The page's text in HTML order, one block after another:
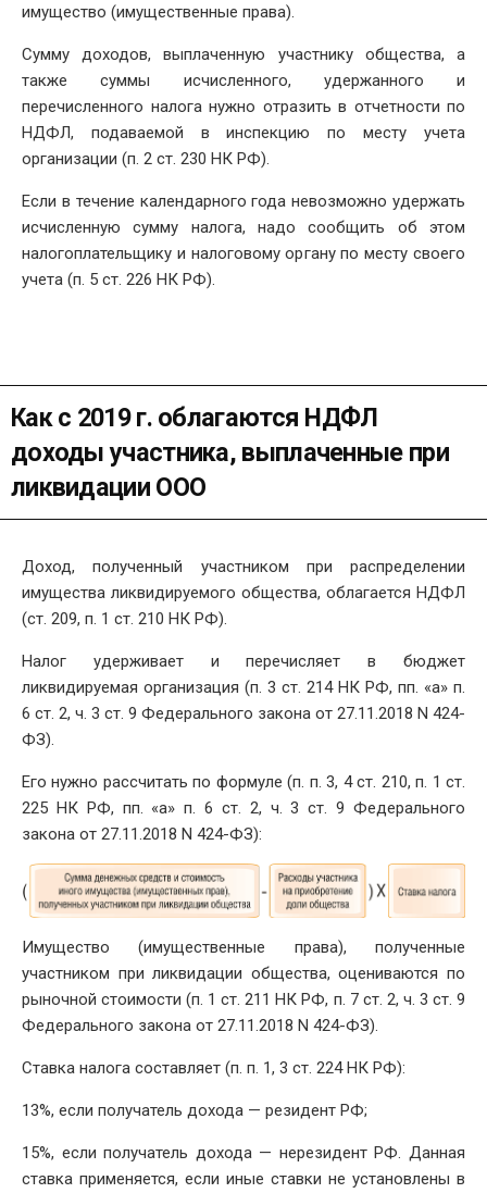
имущество (имущественные права).
Сумму доходов, выплаченную участнику общества, а
также суммы исчисленного, удержанного и
перечисленного налога нужно отразить в отчетности по
НДФЛ, подаваемой в инспекцию по месту учета
организации (п. 2 ст. 230 НК РФ).
Если в течение календарного года невозможно удержать
исчисленную сумму налога, надо сообщить об этом
налогоплательщику и налоговому органу по месту своего
учета (п. 5 ст. 226 НК РФ).
Как с 2019 г. облагаются НДФЛ
доходы участника, выплаченные при
ликвидации ООО
Доход, полученный участником при распределении
имущества ликвидируемого общества, облагается НДФЛ
(ст. 209, п. 1 ст. 210 НК РФ).
Налог удерживает и перечисляет в бюджет
ликвидируемая организация (п. 3 ст. 214 НК РФ, пп. «а» п.
6 ст. 2, ч. 3 ст. 9 Федерального закона от 27.11.2018 N 424-
ФЗ).
Его нужно рассчитать по формуле (п. п. 3, 4 ст. 210, п. 1 ст.
225 НК РФ, пп. «а» п. 6 ст. 2, ч. 3 ст. 9 Федерального
закона от 27.11.2018 N 424-ФЗ):
Имущество (имущественные права), полученные
участником при ликвидации общества, оцениваются по
рыночной стоимости (п. 1 ст. 211 НК РФ, п. 7 ст. 2, ч. 3 ст. 9
Федерального закона от 27.11.2018 N 424-ФЗ).
Ставка налога составляет (п. п. 1, 3 ст. 224 НК РФ):
13%, если получатель дохода — резидент РФ;
15%, если получатель дохода — нерезидент РФ. Данная
ставка применяется, если иные ставки не установлены в